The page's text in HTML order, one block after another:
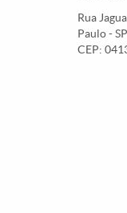
Rua
Paulo-SP
CEP: